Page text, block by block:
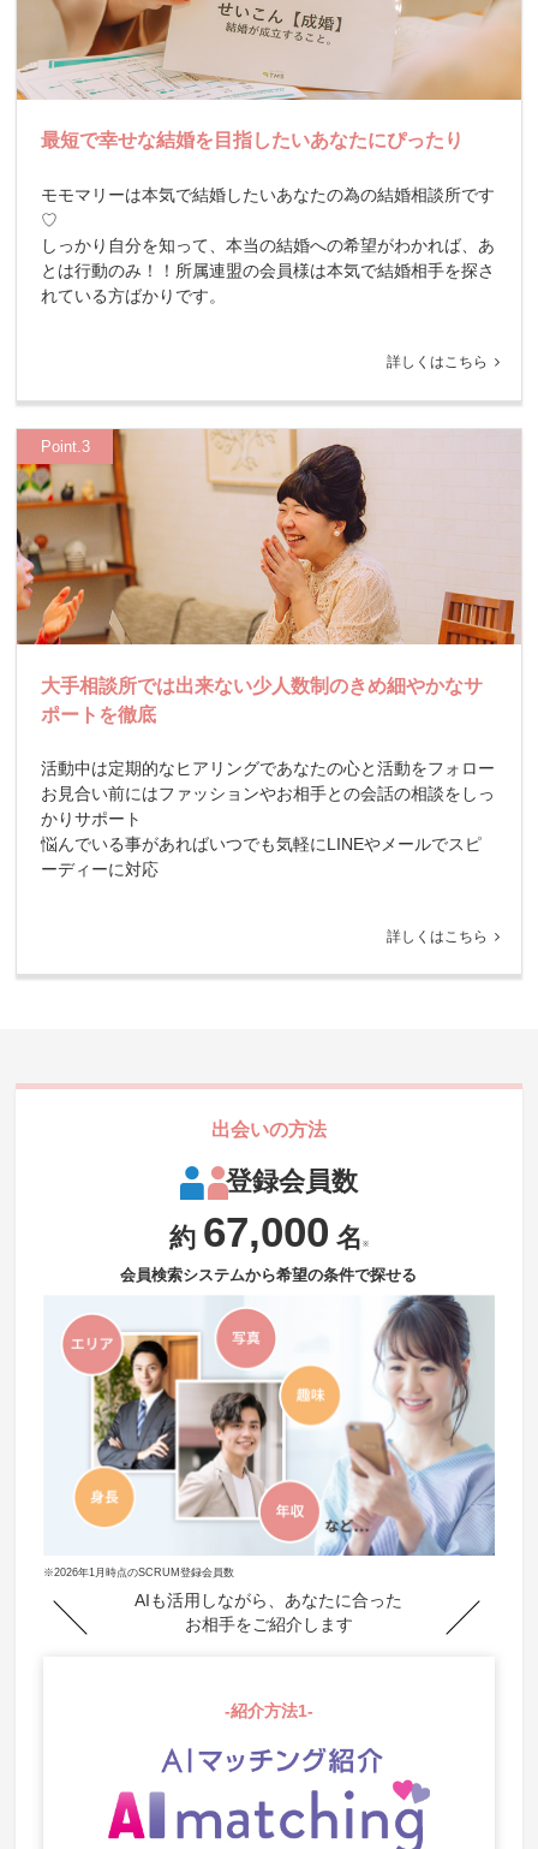
最短で幸せな結婚を目指したいあなたにぴったり
モモマリーは本気で結婚したいあなたの為の結婚相談所です
♡
しっかり自分を知って、本当の結婚への希望がわかれば、あ
とは行動のみ！！所属連盟の会員様は本気で結婚相手を探さ
れている方ばかりです。
詳しくはこちら
Point.3
大手相談所では出来ない少人数制のきめ細やかなサ
ポートを徹底
活動中は定期的なヒアリングであなたの心と活動をフォロー
お見合い前にはファッションやお相手との会話の相談をしっ
かりサポート
悩んでいる事があればいつでも気軽にLINEやメールでスピ
ーディーに対応
詳しくはこちら
出会いの方法
登録会員数
約 67,000 名 ※
会員検索システムから希望の条件で探せる
※2026年1月時点のSCRUM登録会員数
AIも活用しながら、あなたに合った
お相手をご紹介します
-紹介方法1-